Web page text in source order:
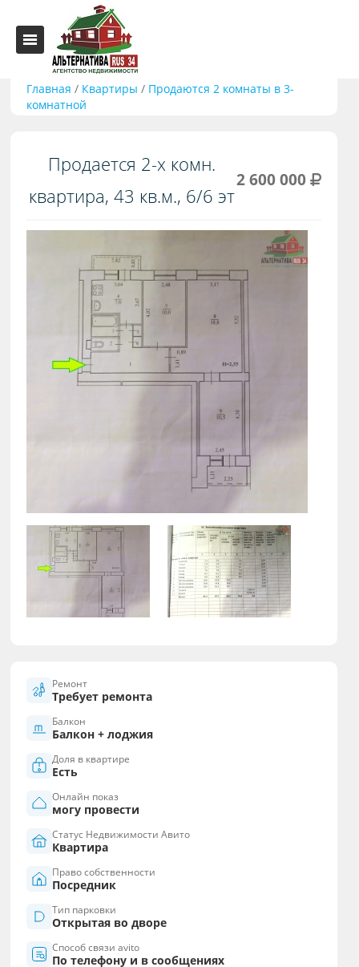
Главная / Квартиры / Продаются 2 комнаты в 3-
комнатной
Продается 2-х комн.
квартира, 43 кв.м., 6/6 эт
2 600 000
Ремонт
Требует ремонта
Балкон
Балкон + лоджия
Доля в квартире
Есть
Онлайн показ
могу провести
Статус Недвижимости Авито
Квартира
Право собственности
Посредник
Тип парковки
Открытая во дворе
Способ связи avito
По телефону и в сообщениях